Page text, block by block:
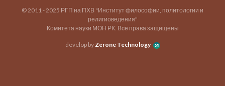
© 2011 - 2025 РГП на ПХВ "Институт философии, политологии и
религиоведения"
Комитета науки МОН РК. Все права защищены
develop byZerone Technology